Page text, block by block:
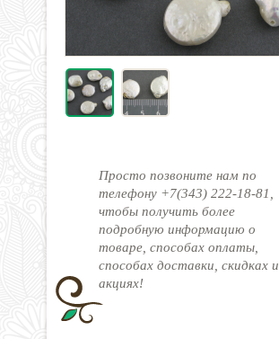
Просто позвоните нам по
телефону +7(343) 222-18-81,
чтобы получить более
подробную информацию о
товаре, способах оплаты,
способах доставки, скидках и
акциях!